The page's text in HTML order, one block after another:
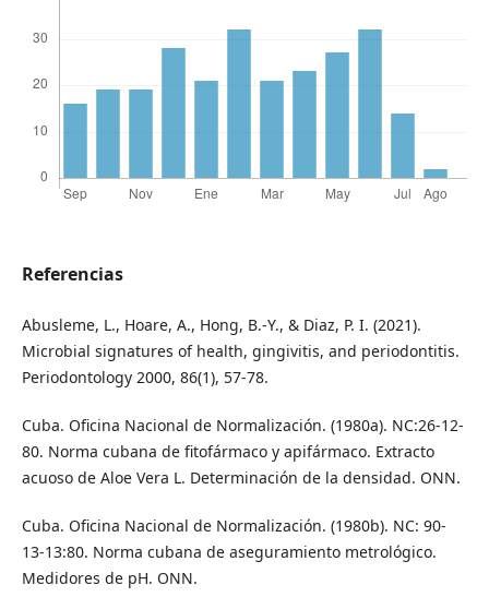
Referencias
Abusleme, L., Hoare, A., Hong, B.-Y., & Diaz, P. I. (2021).
Microbial signatures of health, gingivitis, and periodontitis.
Periodontology 2000, 86(1), 57-78.
Cuba. Oficina Nacional de Normalización. (1980a). NC:26-12-
80. Norma cubana de fitofármaco y apifármaco. Extracto
acuoso de Aloe Vera L. Determinación de la densidad. ONN.
Cuba. Oficina Nacional de Normalización. (1980b). NC: 90-
13-13:80. Norma cubana de aseguramiento metrológico.
Medidores de pH. ONN.